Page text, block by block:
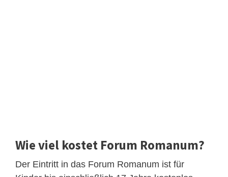
Wie viel kostet Forum Romanum?
Der Eintritt in das Forum Romanum ist für